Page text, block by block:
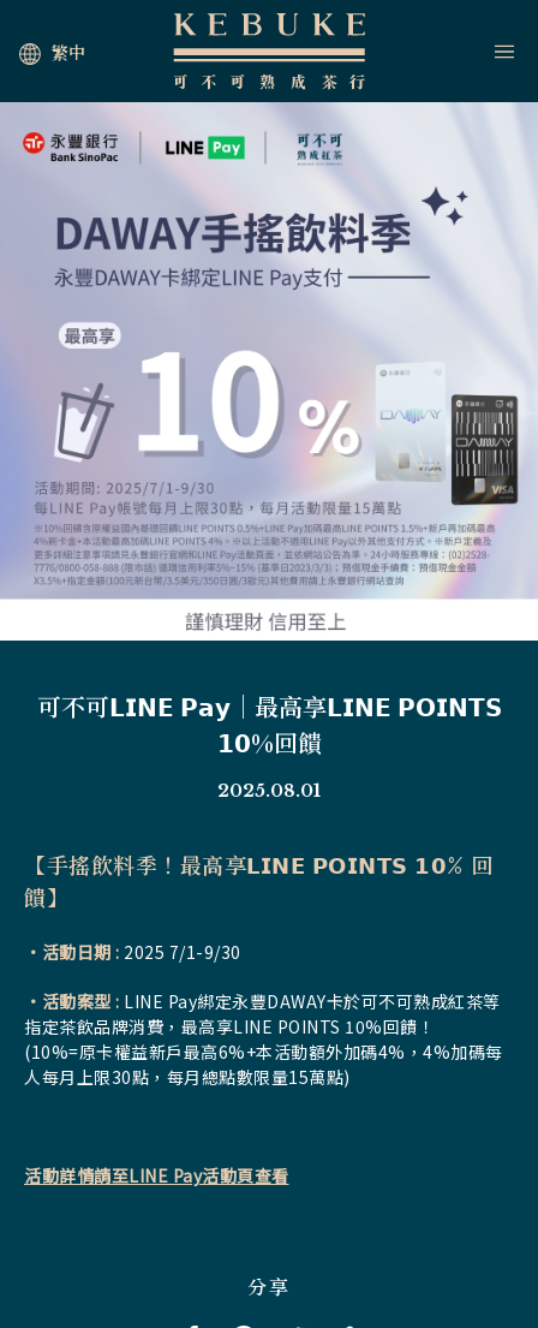
繁中
可不可𝗟𝗜𝗡𝗘 𝗣𝗮𝘆｜最高享𝗟𝗜𝗡𝗘 𝗣𝗢𝗜𝗡𝗧𝗦
𝟭𝟬%回饋
2025.08.01
【手搖飲料季！最高享𝗟𝗜𝗡𝗘 𝗣𝗢𝗜𝗡𝗧𝗦 𝟭𝟬% 回
饋】
•活動日期 : 2025 7/1-9/30
•活動案型 : LINE Pay綁定永豐DAWAY卡於可不可熟成紅茶等
指定茶飲品牌消費，最高享LINE POINTS 10%回饋！
(10%=原卡權益新戶最高6%+本活動額外加碼4%，4%加碼每
人每月上限30點，每月總點數限量15萬點)
活動詳情請至LINE Pay活動頁查看
分享